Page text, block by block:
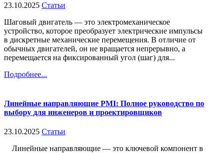
23.10.2025 Статьи
Шаговый двигатель — это электромеханическое
устройство, которое преобразует электрические импульсы
в дискретные механические перемещения. В отличие от
обычных двигателей, он не вращается непрерывно, а
перемещается на фиксированный угол (шаг) для...
Подробнее...
Линейные направляющие PMI: Полное руководство по
выбору для инженеров и проектировщиков
23.10.2025 Статьи
Линейные направляющие — это ключевой компонент в